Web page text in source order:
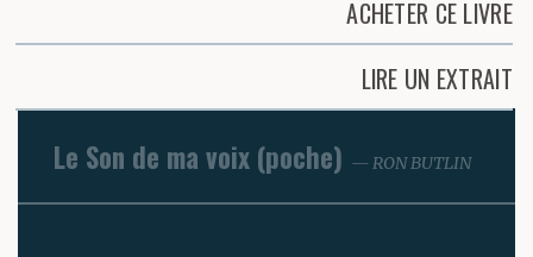
ACHETER CE LIVRE
LIRE UN EXTRAIT
Le Son de ma voix (poche) RON BUTLIN